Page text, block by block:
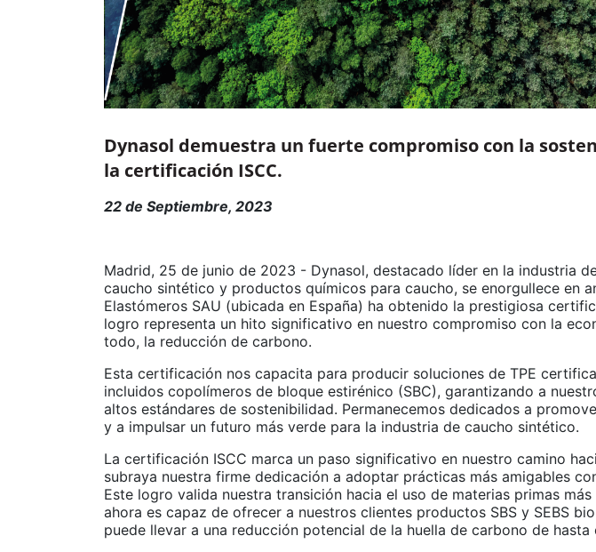
Dynasol demuestra un fuerte compromiso con la
la certificación ISCC.
22 de Septiembre, 2023
Madrid, 25 de junio de 2023 - Dynasol, destacado líder en la industria
caucho sintético y productos químicos para caucho, se enorgullece en
Elastómeros SAU (ubicada en España) ha obtenido la prestigiosa
logro representa un hito significativo en nuestro compromiso con la
todo, la reducción de carbono.
Esta certificación nos capacita para producir soluciones de TPE
incluidos copolímeros de bloque estirénico (SBC), garantizando a
altos estándares de sostenibilidad. Permanecemos dedicados a
y a impulsar un futuro más verde para la industria de caucho sintético.
La certificación ISCC marca un paso significativo en nuestro camino
subraya nuestra firme dedicación a adoptar prácticas más amigables
Este logro valida nuestra transición hacia el uso de materias primas
ahora es capaz de ofrecer a nuestros clientes productos SBS y SEBS
puede llevar a una reducción potencial de la huella de carbono de hasta